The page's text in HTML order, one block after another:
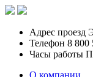
Адрес проезд
Телефон 8 800
Часы работы
О компании